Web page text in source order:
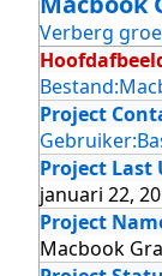
Verberg
Project
Project Last
januari 22,
Project
Macbook